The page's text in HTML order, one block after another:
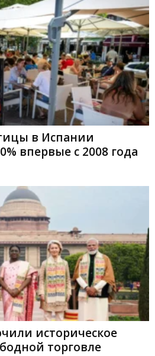
в Испании
впервые с 2008 года
историческое
торговле